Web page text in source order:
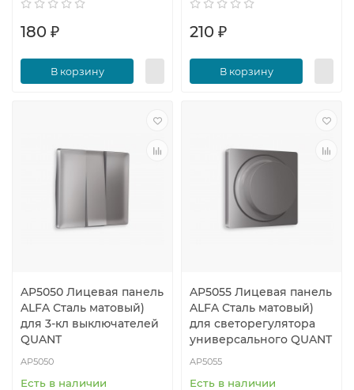
180 ₽
В корзину
210 ₽
В корзину
AP5050 Лицевая панель
ALFA Сталь матовый)
для 3-кл выключателей
QUANT
AP5050
Есть в наличии
AP5055 Лицевая панель
ALFA Сталь матовый)
для светорегулятора
универсального QUANT
AP5055
Есть в наличии